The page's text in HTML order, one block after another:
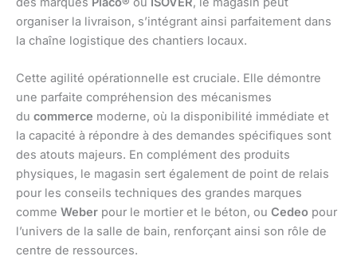
organiser la livraison, s’intégrant ainsi parfaitement dans
la chaîne logistique des chantiers locaux.
Cette agilité opérationnelle est cruciale. Elle démontre
une parfaite compréhension des mécanismes
du commerce moderne, où la disponibilité immédiate et
la capacité à répondre à des demandes spécifiques sont
des atouts majeurs. En complément des produits
physiques, le magasin sert également de point de relais
pour les conseils techniques des grandes marques
comme Weber pour le mortier et le béton, ou Cedeo pour
l’univers de la salle de bain, renforçant ainsi son rôle de
centre de ressources.